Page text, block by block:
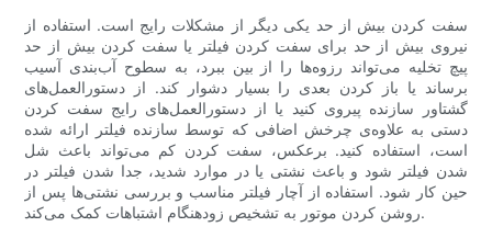
سفت کردن بیش از حد یکی دیگر از مشکلات رایج است. استفاده از
نیروی بیش از حد برای سفت کردن فیلتر یا سفت کردن بیش از حد
پیچ ​​تخلیه می‌تواند رزوه‌ها را از بین ببرد، به سطوح آب‌بندی آسیب
برساند یا باز کردن بعدی را بسیار دشوار کند. از دستورالعمل‌های
گشتاور سازنده پیروی کنید یا از دستورالعمل‌های رایج سفت کردن
دستی به علاوه‌ی چرخش اضافی که توسط سازنده فیلتر ارائه شده
است، استفاده کنید. برعکس، سفت کردن کم می‌تواند باعث شل
شدن فیلتر شود و باعث نشتی یا در موارد شدید، جدا شدن فیلتر در
حین کار شود. استفاده از آچار فیلتر مناسب و بررسی نشتی‌ها پس از
روشن کردن موتور به تشخیص زودهنگام اشتباهات کمک می‌کند.